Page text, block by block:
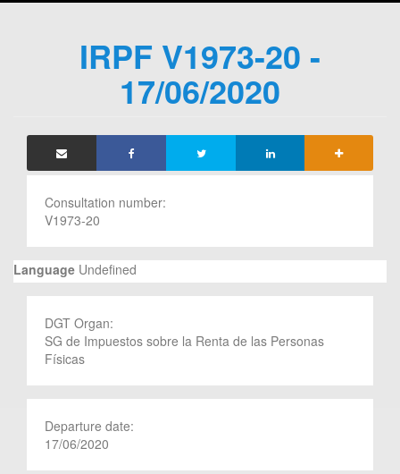
IRPF V1973-20 -
17/06/2020
Consultation number:
V1973-20
Language Undefined
DGT Organ:
SG de Impuestos sobre la Renta de las Personas
Físicas
Departure date:
17/06/2020